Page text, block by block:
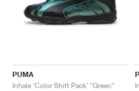
PUMA
Inhale ‘Color Shift Pack’ "Green"